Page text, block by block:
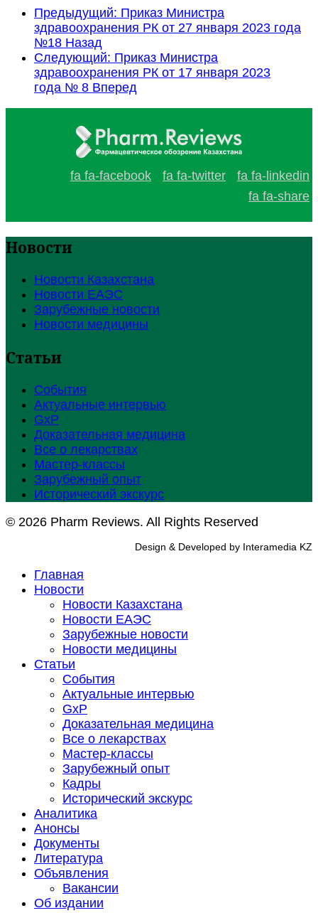
Предыдущий: Приказ Министра
здравоохранения РК от 27 января 2023 года
№18 Назад
Следующий: Приказ Министра
здравоохранения РК от 17 января 2023
года № 8 Вперед
fa fa-facebook fa fa-twitter
fa fa-linkedin
fa fa-share
Новости
Новости Казахстана
Новости ЕАЭС
Зарубежные новости
Новости медицины
Статьи
События
Актуальные интервью
GxP
Доказательная медицина
Все о лекарствах
Мастер-классы
Зарубежный опыт
Исторический экскурс
© 2026 Pharm Reviews. All Rights Reserved
Design & Developed by Interamedia KZ
Главная
Новости
Новости Казахстана
Новости ЕАЭС
Зарубежные новости
Новости медицины
Статьи
События
Актуальные интервью
GxP
Доказательная медицина
Все о лекарствах
Мастер-классы
Зарубежный опыт
Кадры
Исторический экскурс
Аналитика
Анонсы
Документы
Литература
Объявления
Вакансии
Об издании